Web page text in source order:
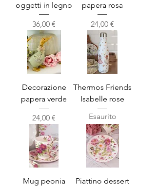
oggetti in legno
Prezzo
36,00 €
papera rosa
Prezzo
24,00 €
Decorazione
papera verde
Prezzo
24,00 €
Thermos Friends
Isabelle rose
Esaurito
Mug peonia
Piattino dessert